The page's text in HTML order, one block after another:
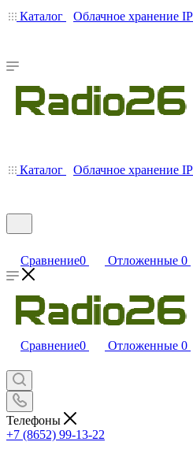
Каталог Облачное хранение
Каталог Облачное хранение
Сравнение0 Отложенные 0
Сравнение0 Отложенные 0
Телефоны
+7 (8652) 99-13-22